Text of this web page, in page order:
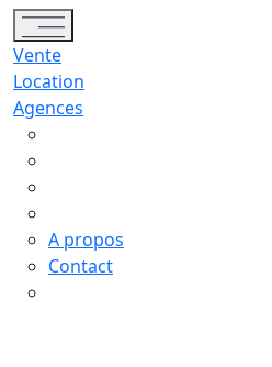
Toggle navigation
Vente
Location
Agences
A propos
Contact